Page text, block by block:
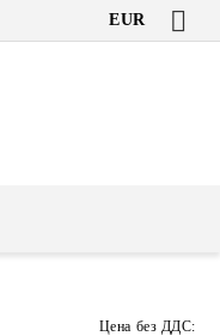
EUR
Цена без ДДС: